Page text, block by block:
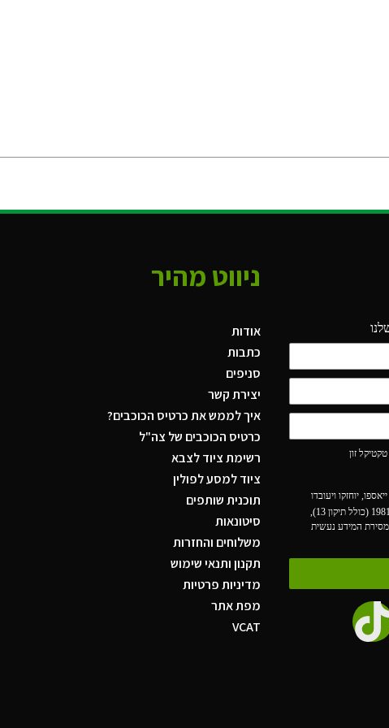
זון
יוחזקו ויעובדו
במאגר מידע בהתאם להוראות חוק הגנת הפרטיות, התשמ"א-1981 (כולל תיקון 13),
מסירת המידע נעשית
ניווט מהיר
אודות
כתבות
סניפים
יצירת קשר
איך לממש את כרטיס הכוכבים?
כרטיס הכוכבים של צה"ל
רשימת ציוד לצבא
ציוד למסע לפולין
תוכנית שותפים
סיטונאות
משלוחים והחזרות
תקנון ותנאי שימוש
מדיניות פרטיות
מפת אתר
VCAT